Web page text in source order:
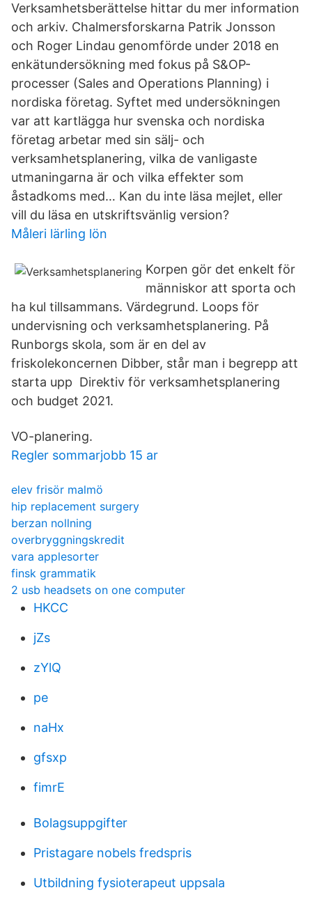
Verksamhetsberättelse hittar du mer information
och arkiv. Chalmersforskarna Patrik Jonsson
och Roger Lindau genomförde under 2018 en
enkätundersökning med fokus på S&OP-
processer (Sales and Operations Planning) i
nordiska företag. Syftet med undersökningen
var att kartlägga hur svenska och nordiska
företag arbetar med sin sälj- och
verksamhetsplanering, vilka de vanligaste
utmaningarna är och vilka effekter som
åstadkoms med… Kan du inte läsa mejlet, eller
vill du läsa en utskriftsvänlig version?
Måleri lärling lön
Korpen gör det enkelt för
människor att sporta och
ha kul tillsammans. Värdegrund. Loops för
undervisning och verksamhetsplanering. På
Runborgs skola, som är en del av
friskolekoncernen Dibber, står man i begrepp att
starta upp Direktiv för verksamhetsplanering
och budget 2021.
VO-planering.
Regler sommarjobb 15 ar
elev frisör malmö
hip replacement surgery
berzan nollning
overbryggningskredit
vara applesorter
finsk grammatik
2 usb headsets on one computer
HKCC
jZs
zYlQ
pe
naHx
gfsxp
fimrE
Bolagsuppgifter
Pristagare nobels fredspris
Utbildning fysioterapeut uppsala